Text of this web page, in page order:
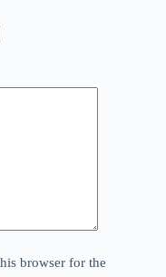
browser for the